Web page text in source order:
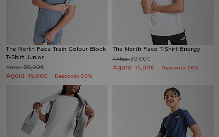
The North Face Train Colour Block
T-Shirt Junior
Antes30,00€
Agora 15,00€ Desconto 50%
The North Face T-Shirt Energy
Antes30,00€
Agora 15,00€ Desconto 50%
SUBSCREVE
ESTADO DO TEU PEDIDO
ATENÇÃO AO CLIENTE
FAZ DOWNLOAD DA APP
TRABALHA CONNOSCO
FAQs